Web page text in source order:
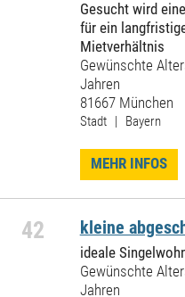
Gesucht wird
für ein
Mietverhältnis
Gewünschte
Jahren
81667 München
Stadt | Bayern
MEHR INFOS
42 kleine
ideale
Gewünschte
Jahren